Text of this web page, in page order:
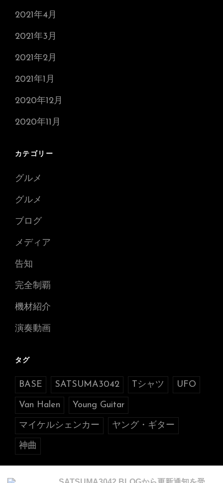
2021年4月
2021年3月
2021年2月
2021年1月
2020年12月
2020年11月
カテゴリー
グルメ
グルメ
ブログ
メディア
告知
完全制覇
機材紹介
演奏動画
タグ
BASE SATSUMA3042 Tシャツ UFO
Van Halen Young Guitar
マイケルシェンカー ヤング・ギター
神曲